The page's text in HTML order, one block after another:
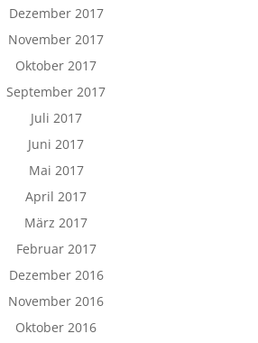
Dezember 2017
November 2017
Oktober 2017
September 2017
Juli 2017
Juni 2017
Mai 2017
April 2017
März 2017
Februar 2017
Dezember 2016
November 2016
Oktober 2016